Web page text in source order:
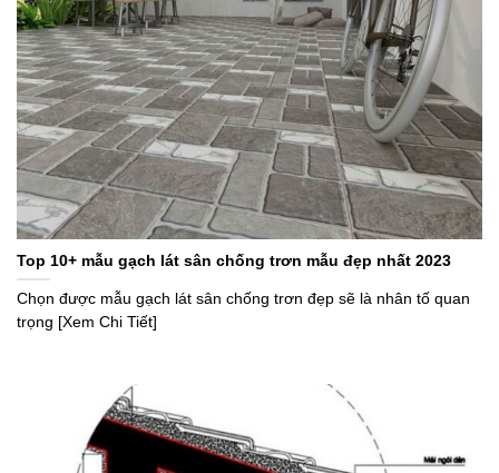
Top 10+ mẫu gạch lát sân chống trơn mẫu đẹp nhất 2023
Chọn được mẫu gạch lát sân chống trơn đẹp sẽ là nhân tố quan
trọng [Xem Chi Tiết]